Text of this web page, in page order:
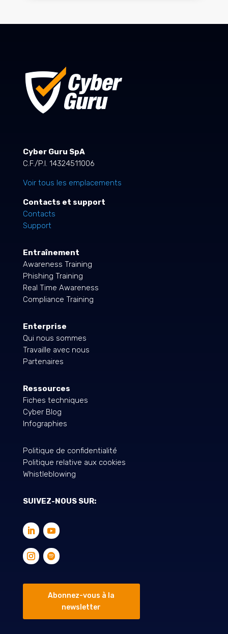
Cyber Guru SpA
C.F./P.I. 14324511006
Voir tous les emplacements
Contacts et support
Contacts
Support
Entraînement
Awareness Training
Phishing Training
Real Time Awareness
Compliance Training
Enterprise
Qui nous sommes
Travaille avec nous
Partenaires
Ressources
Fiches techniques
Cyber Blog
Infographies
Politique de confidentialité
Politique relative aux cookies
Whistleblowing
SUIVEZ-NOUS SUR:
Abonnez-vous à la
newsletter